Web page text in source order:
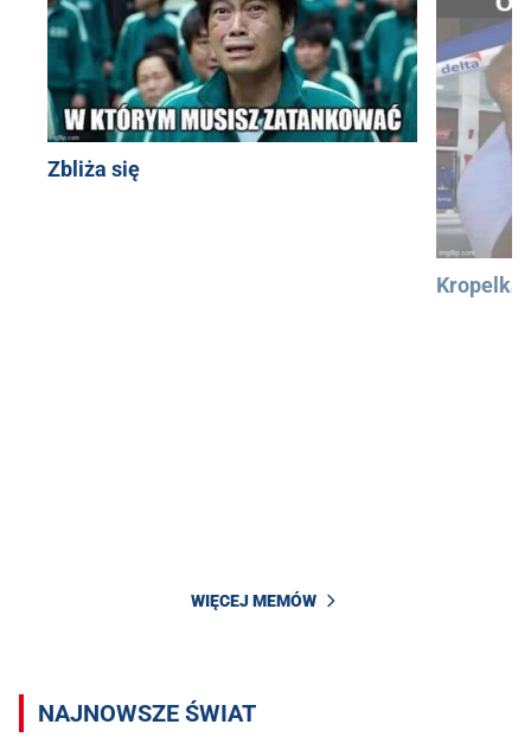
Zbliża się
Kropelka
WIĘCEJ MEMÓW
NAJNOWSZE ŚWIAT